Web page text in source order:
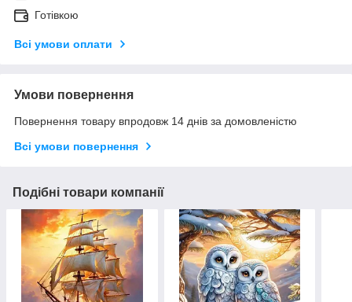
Готівкою
Всі умови оплати
Умови повернення
Повернення товару впродовж 14 днів за домовленістю
Всі умови повернення
Подібні товари компанії